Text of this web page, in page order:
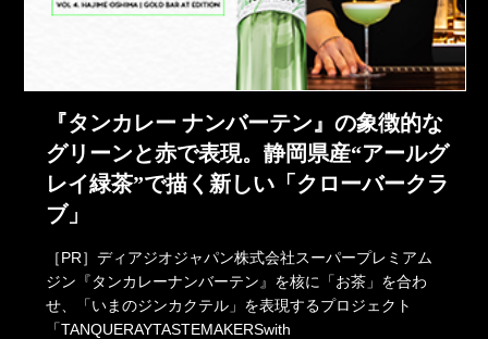
『タンカレー ナンバーテン』の象徴的な
グリーンと赤で表現。静岡県産“アールグ
レイ緑茶”で描く新しい「クローバークラ
ブ」
［PR］ディアジオジャパン株式会社スーパープレミアム
ジン『タンカレーナンバーテン』を核に「お茶」を合わ
せ、「いまのジンカクテル」を表現するプロジェクト
「TANQUERAYTASTEMAKERSwith